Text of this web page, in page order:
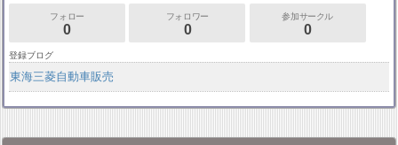
フォロー
0
フォロワー
0
参加サークル
0
登録ブログ
東海三菱自動車販売